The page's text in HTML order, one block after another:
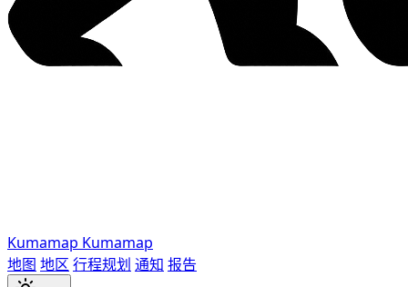
Kumamap Kumamap
地图 地区 行程规划 通知 报告